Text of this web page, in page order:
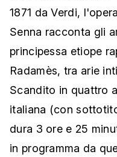
1871 da Verdi,
Senna racconta gli
principessa etiope
Radamès, tra arie
Scandito in quattro
italiana (con
dura 3 ore e 25
in programma da